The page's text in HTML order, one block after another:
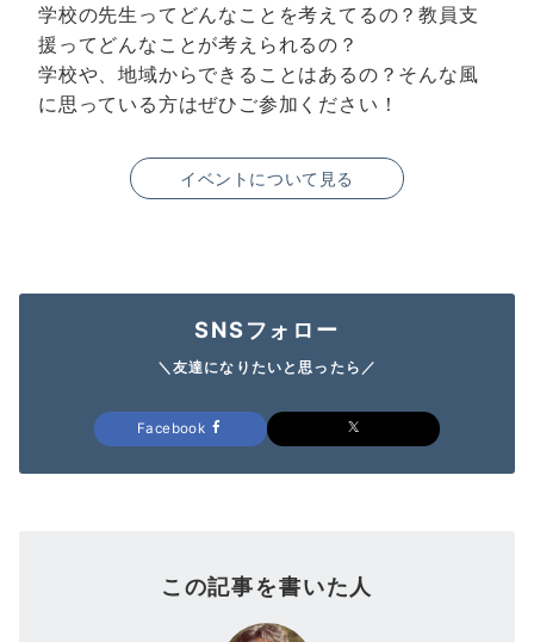
学校の先生ってどんなことを考えてるの？教員支
援ってどんなことが考えられるの？
学校や、地域からできることはあるの？そんな風
に思っている方はぜひご参加ください！
イベントについて見る
SNSフォロー
＼友達になりたいと思ったら／
Facebook
この記事を書いた人